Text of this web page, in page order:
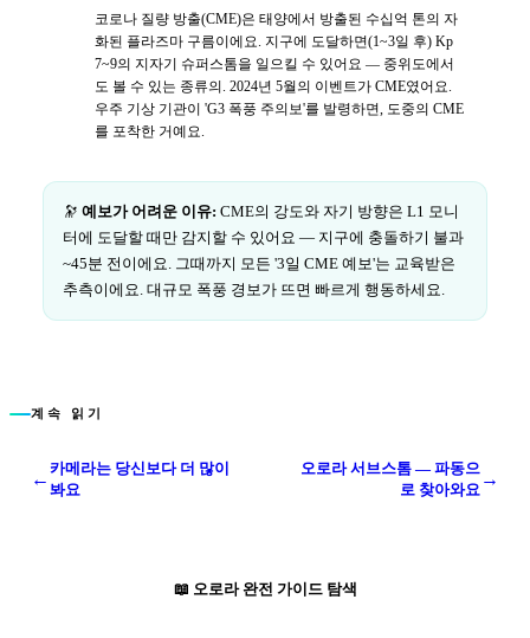
코로나 질량 방출(CME)은 태양에서 방출된 수십억 톤의 자
화된 플라즈마 구름이에요. 지구에 도달하면(1~3일 후) Kp
7~9의 지자기 슈퍼스톰을 일으킬 수 있어요 — 중위도에서
도 볼 수 있는 종류의. 2024년 5월의 이벤트가 CME였어요.
우주 기상 기관이 'G3 폭풍 주의보'를 발령하면, 도중의 CME
를 포착한 거예요.
🔭 예보가 어려운 이유: CME의 강도와 자기 방향은 L1 모니
터에 도달할 때만 감지할 수 있어요 — 지구에 충돌하기 불과
~45분 전이에요. 그때까지 모든 '3일 CME 예보'는 교육받은
추측이에요. 대규모 폭풍 경보가 뜨면 빠르게 행동하세요.
계속 읽기
←
카메라는 당신보다 더 많이
봐요
오로라 서브스톰 — 파동으
로 찾아와요
→
📖 오로라 완전 가이드 탐색